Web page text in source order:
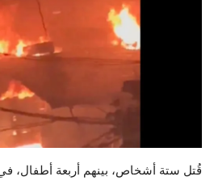
قُتل ستة أشخاص، بينهم أربعة أطفال،